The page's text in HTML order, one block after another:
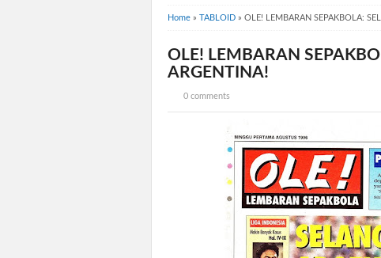
Home » TABLOID » OLE! LEMBARAN SEPAKBOLA:
OLE! LEMBARAN
ARGENTINA!
0 comments